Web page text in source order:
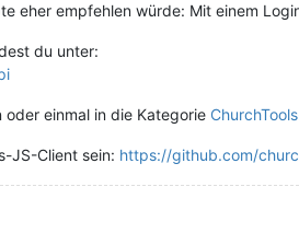
eher empfehlen würde: Mit einem
du unter:
einmal in die Kategorie
JS-Client sein: https://github.com/